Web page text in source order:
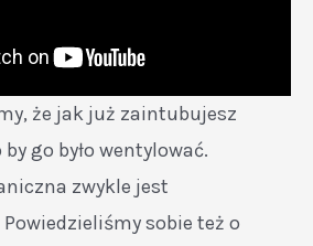
że jak już zaintubujesz
go było wentylować.
zwykle jest
sobie też o